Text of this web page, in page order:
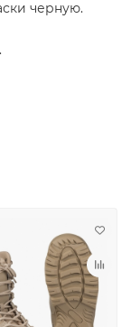
черную.